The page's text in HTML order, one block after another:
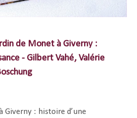
de Monet à Giverny :
- Gilbert Vahé, Valérie
Giverny : histoire d’une